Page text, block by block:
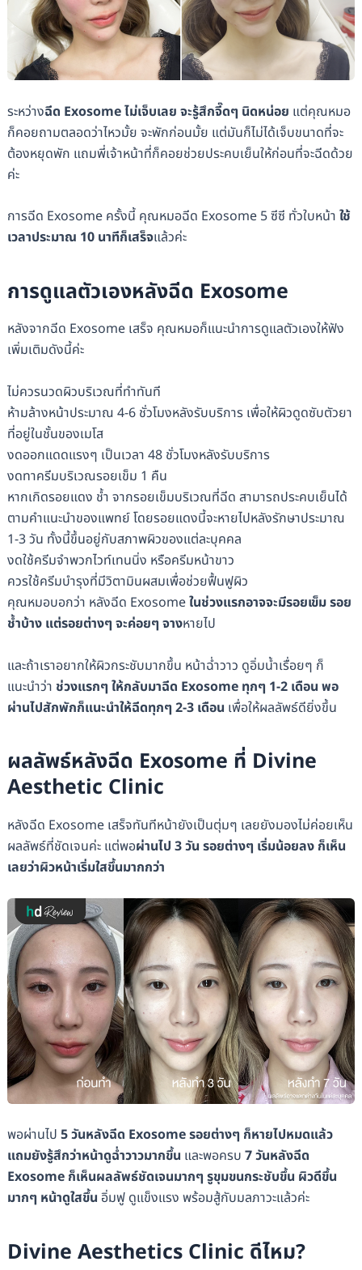
ระหว่างฉีด Exosome ไม่เจ็บเลย จะรู้สึกจี๊ดๆ นิดหน่อย แต่คุณหมอ
ก็คอยถามตลอดว่าไหวมั้ย จะพักก่อนมั้ย แต่มันก็ไม่ได้เจ็บขนาดที่จะ
ต้องหยุดพัก แถมพี่เจ้าหน้าที่ก็คอยช่วยประคบเย็นให้ก่อนที่จะฉีดด้วย
ค่ะ
การฉีด Exosome ครั้งนี้ คุณหมอฉีด Exosome 5 ซีซี ทั่วใบหน้า ใช้
เวลาประมาณ 10 นาทีก็เสร็จแล้วค่ะ
การดูแลตัวเองหลังฉีด Exosome
หลังจากฉีด Exosome เสร็จ คุณหมอก็แนะนำการดูแลตัวเองให้ฟัง
เพิ่มเติมดังนี้ค่ะ
ไม่ควรนวดผิวบริเวณที่ทำทันที
ห้ามล้างหน้าประมาณ 4-6 ชั่วโมงหลังรับบริการ เพื่อให้ผิวดูดซับตัวยา
ที่อยู่ในชั้นของเมโส
งดออกแดดแรงๆ เป็นเวลา 48 ชั่วโมงหลังรับบริการ
งดทาครีมบริเวณรอยเข็ม 1 คืน
หากเกิดรอยแดง ช้ำ จากรอยเข็มบริเวณที่ฉีด สามารถประคบเย็นได้
ตามคำแนะนำของแพทย์ โดยรอยแดงนี้จะหายไปหลังรักษาประมาณ
1-3 วัน ทั้งนี้ขึ้นอยู่กับสภาพผิวของแต่ละบุคคล
งดใช้ครีมจำพวกไวท์เทนนิ่ง หรือครีมหน้าขาว
ควรใช้ครีมบำรุงที่มีวิตามินผสมเพื่อช่วยฟื้นฟูผิว
คุณหมอบอกว่า หลังฉีด Exosomeในช่วงแรกอาจจะมีรอยเข็ม รอย
ช้ำบ้าง แต่รอยต่างๆ จะค่อยๆ จางหายไป
และถ้าเราอยากให้ผิวกระชับมากขึ้น หน้าฉ่ำวาว ดูอิ่มน้ำเรื่อยๆ ก็
แนะนำว่า ช่วงแรกๆ ให้กลับมาฉีด Exosome ทุกๆ 1-2 เดือน พอ
ผ่านไปสักพักก็แนะนำให้ฉีดทุกๆ 2-3 เดือน เพื่อให้ผลลัพธ์ดียิ่งขึ้น
ผลลัพธ์หลังฉีด Exosome ที่ Divine
Aesthetic Clinic
หลังฉีด Exosome เสร็จทันทีหน้ายังเป็นตุ่มๆ เลยยังมองไม่ค่อยเห็น
ผลลัพธ์ที่ชัดเจนค่ะ แต่พอผ่านไป 3 วัน รอยต่างๆ เริ่มน้อยลง ก็เห็น
เลยว่าผิวหน้าเริ่มใสขึ้นมากกว่า
พอผ่านไป 5 วันหลังฉีด Exosome รอยต่างๆ ก็หายไปหมดแล้ว
แถมยังรู้สึกว่าหน้าดูฉ่ำวาวมากขึ้น และพอครบ 7 วันหลังฉีด
Exosome ก็เห็นผลลัพธ์ชัดเจนมากๆ รูขุมขนกระชับขึ้น ผิวดีขึ้น
มากๆ หน้าดูใสขึ้น อิ่มฟู ดูแข็งแรง พร้อมสู้กับมลภาวะแล้วค่ะ
Divine Aesthetics Clinic ดีไหม?